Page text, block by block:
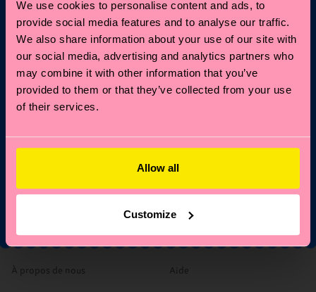
We use cookies to personalise content and ads, to
provide social media features and to analyse our traffic.
We also share information about your use of our site with
our social media, advertising and analytics partners who
may combine it with other information that you’ve
provided to them or that they’ve collected from your use
of their services.
Allow all
Customize
Abonnez-vous aux mises à jour de Happy Socks pour
bénéficier d'une remise de 10 %* et des dernières
actualités et offres.
E-mail
inscrivant, vous acceptez nos conditions.
À propos de nous Aide